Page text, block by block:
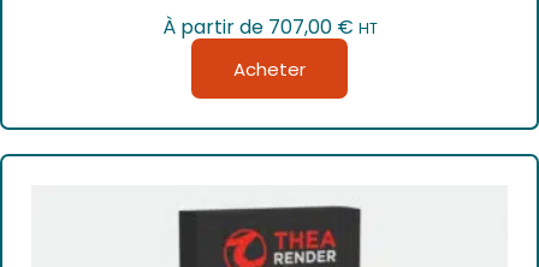
À partir de 707,00 € HT
Acheter